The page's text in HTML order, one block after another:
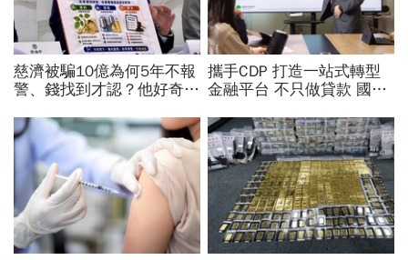
慈濟被騙10億為何5年不報
警、錢找到才認？他好奇：
「擋疫苗」黑鍋只求1件事
攜手CDP 打造一站式轉型
金融平台 不只做貸款 國泰